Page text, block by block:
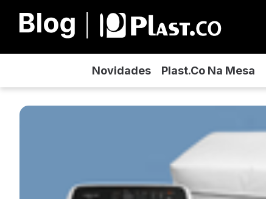
Novidades Plast.co Na Mesa